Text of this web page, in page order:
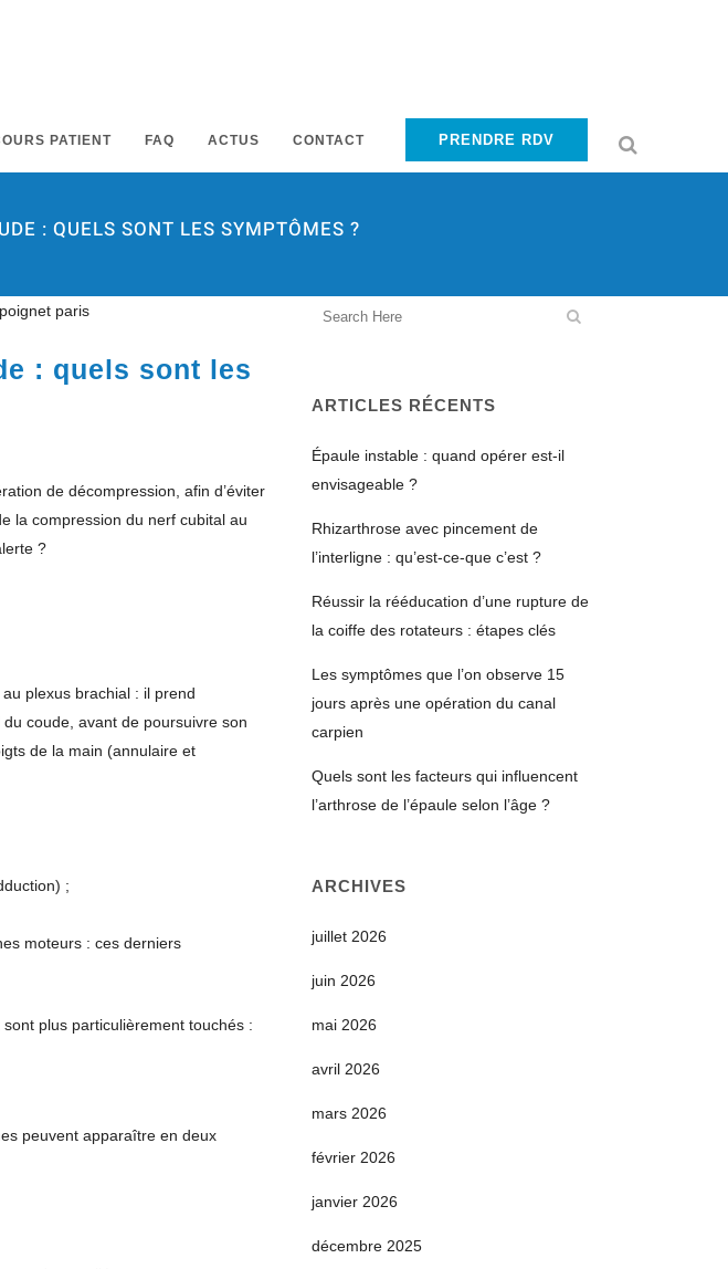
PATIENT FAQ ACTUS CONTACT PRENDRE RDV
: QUELS SONT LES SYMPTÔMES ?
: quels sont les
de décompression, afin d’éviter
la compression du nerf cubital au
?
plexus brachial : il prend
coude, avant de poursuivre son
de la main (annulaire et
;
moteurs : ces derniers
plus particulièrement touchés :
peuvent apparaître en deux
ARTICLES RÉCENTS
Épaule instable : quand opérer est-il
envisageable ?
Rhizarthrose avec pincement de
l’interligne : qu’est-ce-que c’est ?
Réussir la rééducation d’une rupture de
la coiffe des rotateurs : étapes clés
Les symptômes que l’on observe 15
jours après une opération du canal
carpien
Quels sont les facteurs qui influencent
l’arthrose de l’épaule selon l’âge ?
ARCHIVES
juillet 2026
juin 2026
mai 2026
avril 2026
mars 2026
février 2026
janvier 2026
décembre 2025